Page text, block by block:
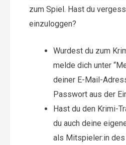
zum Spiel. Hast du
einzuloggen?
Wurdest du zum
melde dich unter
deiner E-Mail-
Passwort aus der
Hast du den Krimi-
du auch deine
als Mitspieler:in